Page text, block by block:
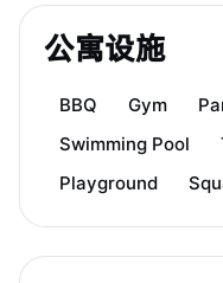
公寓设施
BBQ Gym
Swimming Pool
Playground